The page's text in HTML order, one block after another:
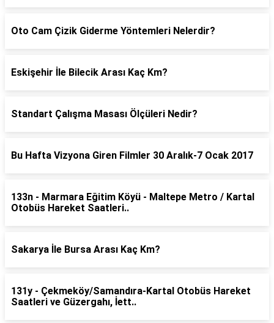
Oto Cam Çizik Giderme Yöntemleri Nelerdir?
Eskişehir İle Bilecik Arası Kaç Km?
Standart Çalışma Masası Ölçüleri Nedir?
Bu Hafta Vizyona Giren Filmler 30 Aralık-7 Ocak 2017
133n - Marmara Eğitim Köyü - Maltepe Metro / Kartal
Otobüs Hareket Saatleri..
Sakarya İle Bursa Arası Kaç Km?
131y - Çekmeköy/Samandıra-Kartal Otobüs Hareket
Saatleri ve Güzergahı, İett..